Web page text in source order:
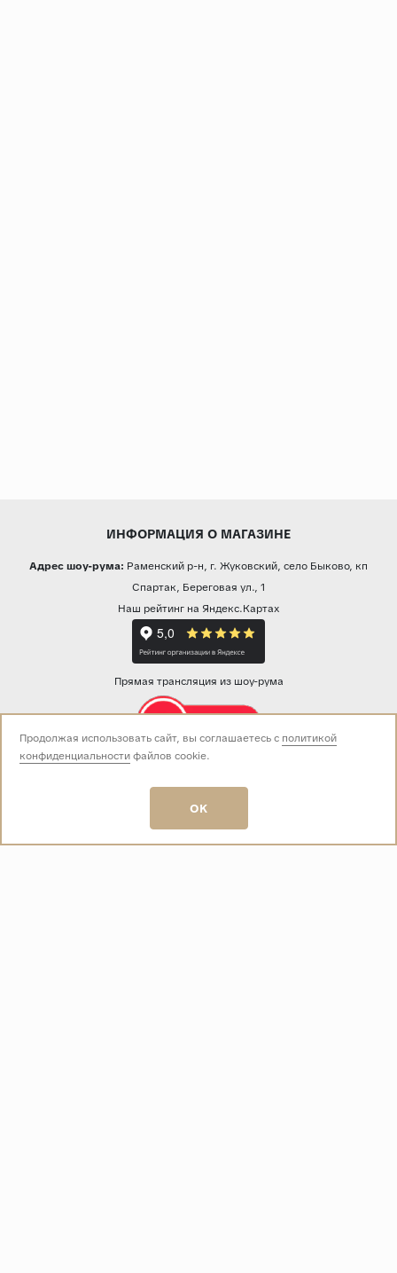
ИНФОРМАЦИЯ О МАГАЗИНЕ
Адрес шоу-рума: Раменский р-н, г. Жуковский, село Быково, кп
Спартак, Береговая ул., 1
Наш рейтинг на Яндекс.Картах
Прямая трансляция из шоу-рума
Звоните нам:
пн-вс 10:00 - 19:00
E-mail:
info@baza-plitki.ru
Продолжая использовать сайт, вы соглашаетесь с политикой
конфиденциальностифайлов cookie.
OK